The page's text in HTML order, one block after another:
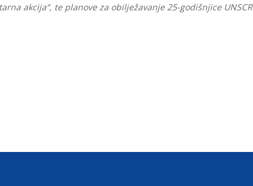
akcija“, te planove za obilježavanje 25-godišnjice UNSCR